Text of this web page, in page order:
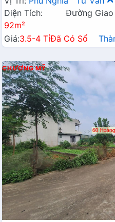
Diện Tích:
92m²
Đường Giao
Giá:3.5-4 TỉĐã Có Sổ
CHƯƠNG MỸ